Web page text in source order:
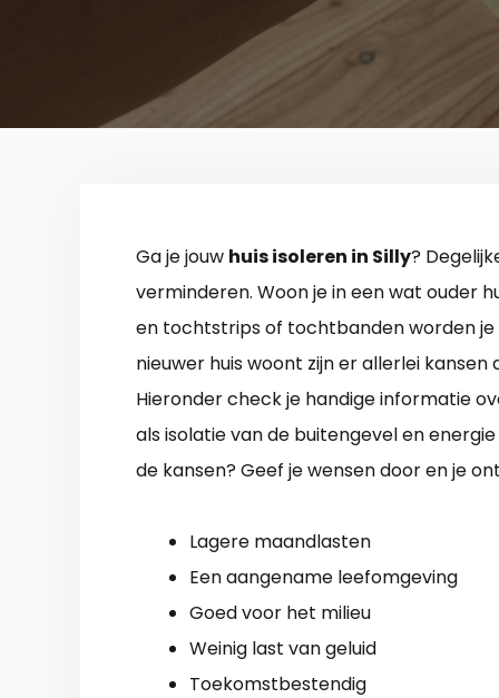
Ga je jouw huis isoleren in Silly?
verminderen. Woon je in een wat ouder
en tochtstrips of tochtbanden worden je
nieuwer huis woont zijn er allerlei
Hieronder check je handige informatie
als isolatie van de buitengevel en
de kansen? Geef je wensen door en je
Lagere maandlasten
Een aangename leefomgeving
Goed voor het milieu
Weinig last van geluid
Toekomstbestendig